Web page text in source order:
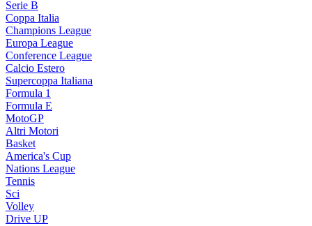
Serie B
Coppa Italia
Champions League
Europa League
Conference League
Calcio Estero
Supercoppa Italiana
Formula 1
Formula E
MotoGP
Altri Motori
Basket
America's Cup
Nations League
Tennis
Sci
Volley
Drive UP